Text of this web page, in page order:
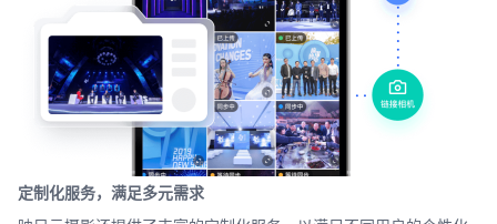
定制化服务，满足多元需求